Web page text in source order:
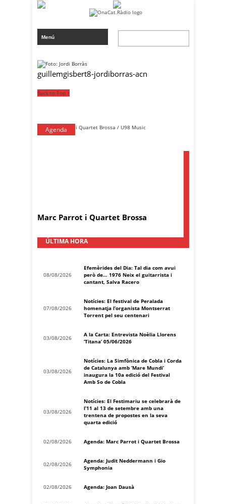
guillemgisbert8-jordiborras-acn
Back to Top ↑
Agenda
Marc Parrot i Quartet Brossa
ÚLTIMA HORA
08/08/2026
Efemèrides del Dia: Tal dia com avui
però de… 1976 Neix el guitarrista i
cantant, Salva Racero
07/08/2026
Notícies: El festival de Peralada
homenatja l’organista Montserrat
Torrent pel seu centenari
03/08/2026
A la Carta: Entrevista Noèlia Llorens
‘Titana’ 05/06/2026
03/08/2026
Notícies: La Simfònica de Cobla i Corda
de Catalunya amb ‘Mare Mundi’
inaugura la 10a edició del Festival
Amb So de Cobla
03/08/2026
Notícies: El Festimariu se celebrarà de
l’11 al 13 de setembre amb una
trentena de propostes en la seva
quarta edició
02/08/2026 Agenda: Marc Parrot i Quartet Brossa
02/08/2026
Agenda: Judit Neddermann i Gio
Symphonia
02/08/2026 Agenda: Joan Dausà